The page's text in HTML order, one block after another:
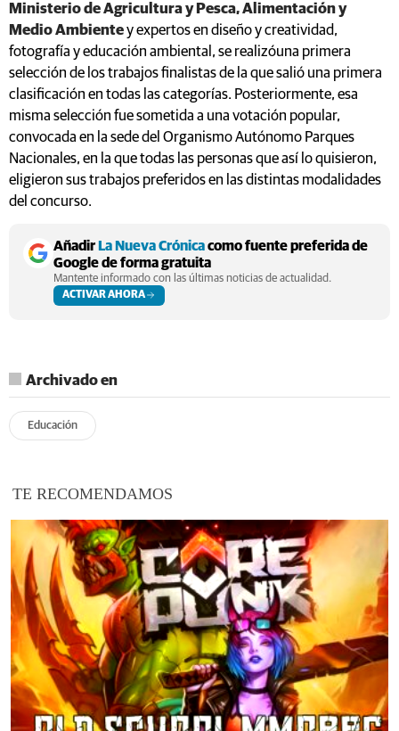
Ministerio de Agricultura y Pesca, Alimentación y
Medio Ambientey expertos en diseño y creatividad,
fotografía y educación ambiental, se realizóuna primera
selección de los trabajos finalistas de la que salió una primera
clasificación en todas las categorías. Posteriormente, esa
misma selección fue sometida a una votación popular,
convocada en la sede del Organismo Autónomo Parques
Nacionales, en la que todas las personas que así lo quisieron,
eligieron sus trabajos preferidos en las distintas modalidades
del concurso.
AñadirLa Nueva Crónicacomo fuente preferida de
Google de forma gratuita
Mantente informado con las últimas noticias de actualidad.
ACTIVAR AHORA
Archivado en
Educación
TE RECOMENDAMOS